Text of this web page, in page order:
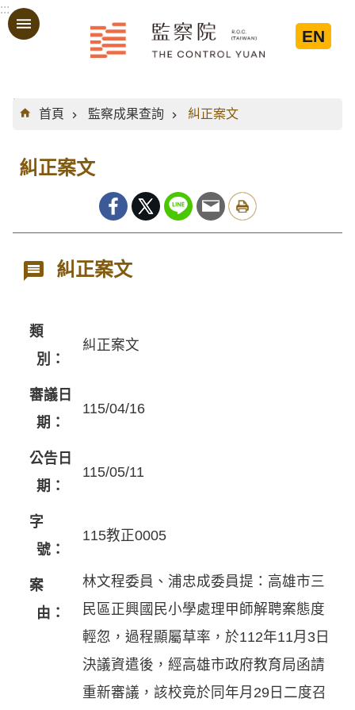
跳到主要內容區塊
:::
EN
:::
首頁
監察成果查詢 糾正案文
糾正案文
糾正案文
類
別：
糾正案文
審議日
期：
115/04/16
公告日
期：
115/05/11
字
號：
115教正0005
案
由：
林文程委員、浦忠成委員提：高雄市三
民區正興國民小學處理甲師解聘案態度
輕忽，過程顯屬草率，於112年11月3日
決議資遣後，經高雄市政府教育局函請
重新審議，該校竟於同年月29日二度召